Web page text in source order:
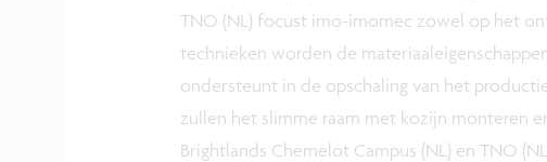
TNO (NL) focust imo-imomec zowel op het
technieken worden de
ondersteunt in de opschaling van het
zullen het slimme raam met kozijn monteren
Brightlands Chemelot Campus (NL) en TNO